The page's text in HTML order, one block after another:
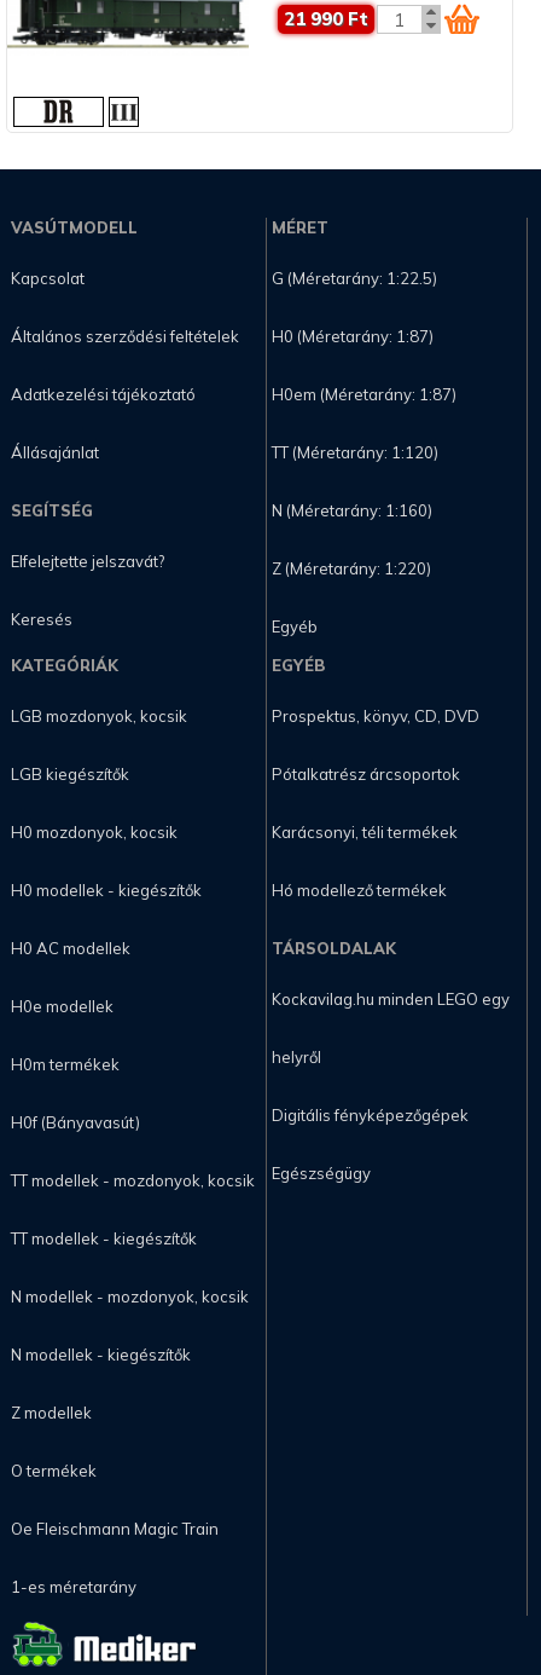
21 990 Ft
VASÚTMODELL
Kapcsolat
Általános szerződési feltételek
Adatkezelési tájékoztató
Állásajánlat
SEGÍTSÉG
Elfelejtette jelszavát?
Keresés
MÉRET
G (Méretarány: 1:22.5)
H0 (Méretarány: 1:87)
H0em (Méretarány: 1:87)
TT (Méretarány: 1:120)
N (Méretarány: 1:160)
Z (Méretarány: 1:220)
Egyéb
KATEGÓRIÁK
LGB mozdonyok, kocsik
LGB kiegészítők
H0 mozdonyok, kocsik
H0 modellek - kiegészítők
H0 AC modellek
H0e modellek
H0m termékek
H0f (Bányavasút)
TT modellek - mozdonyok, kocsik
TT modellek - kiegészítők
N modellek - mozdonyok, kocsik
N modellek - kiegészítők
Z modellek
O termékek
Oe Fleischmann Magic Train
1-es méretarány
EGYÉB
Prospektus, könyv, CD, DVD
Pótalkatrész árcsoportok
Karácsonyi, téli termékek
Hó modellező termékek
TÁRSOLDALAK
Kockavilag.hu minden LEGO egy
helyről
Digitális fényképezőgépek
Egészségügy